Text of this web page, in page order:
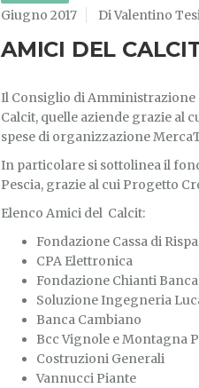
Giugno 2017
Di Valentino
AMICI DEL
Il Consiglio di
Calcit, quelle aziende grazie al
spese di organizzazione
In particolare si sottolinea il
Pescia, grazie al cui Progetto
Elenco Amici del Calcit:
Fondazione Cassa di
CPA Elettronica
Fondazione Chianti Banca
Soluzione Ingegneria
Banca Cambiano
Bcc Vignole e Montagna
Costruzioni Generali
Vannucci Piante